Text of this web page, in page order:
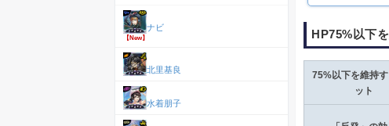
HP75%以下
75%以下を維持す
ット
ナビ
【New】
北里基良
水着朋子